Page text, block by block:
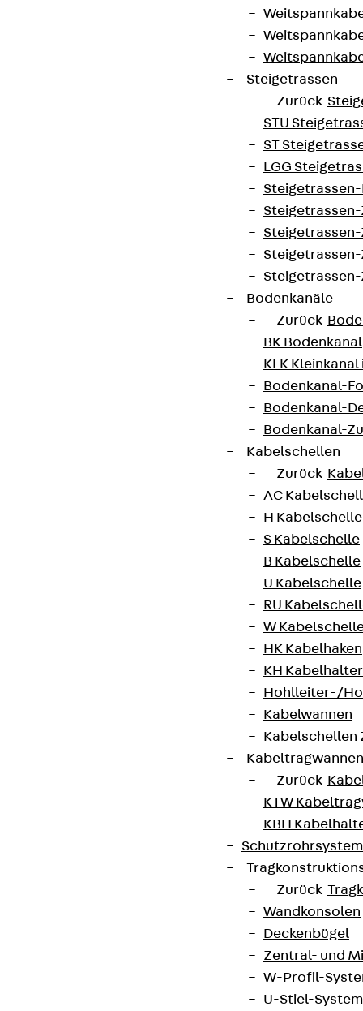
Steigetrassen
Zurück
STU
ST
LGG
Steigetrassen-
Steigetrassen-
Steigetrassen-
Steigetrassen-
Bodenkanäle
Zurück
BK Bodenkanal
KLK
Bodenkanal-
Bodenkanal-
Bodenkanal-
Kabelschellen
Zurück
AC
H Kabelschelle
S Kabelschelle
B Kabelschelle
U Kabelschelle
RU
W
HK Kabelhaken
KH Kabelhalter
Hohlleiter-/
Kabelwannen
Kabelschellen
Zurück
KTW
KBH
Zurück
Wandkonsolen
Deckenbügel
Zentral- und
W-Profil-
U-Stiel-System